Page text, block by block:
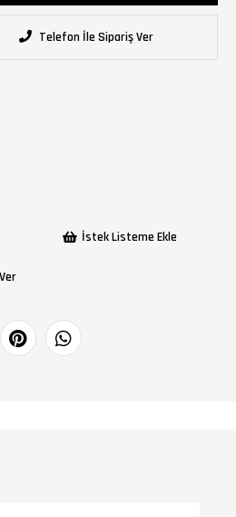
Telefon İle Sipariş Ver
İstek Listeme Ekle